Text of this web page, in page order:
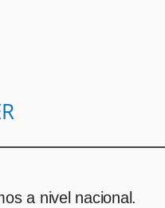
a nivel nacional.